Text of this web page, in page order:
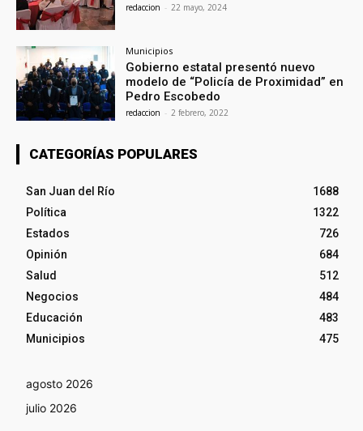
redaccion - 22 mayo, 2024
Municipios
Gobierno estatal presentó nuevo
modelo de “Policía de Proximidad” en
Pedro Escobedo
redaccion - 2 febrero, 2022
CATEGORÍAS POPULARES
San Juan del Río
1688
Política
1322
Estados
726
Opinión
684
Salud
512
Negocios
484
Educación
483
Municipios
475
agosto 2026
julio 2026